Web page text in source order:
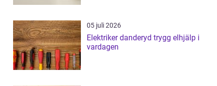
05 juli 2026
Elektriker danderyd trygg elhjälp i
vardagen